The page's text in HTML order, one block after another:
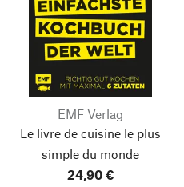
EMF Verlag
Le livre de cuisine le plus
simple du monde
24,90 €